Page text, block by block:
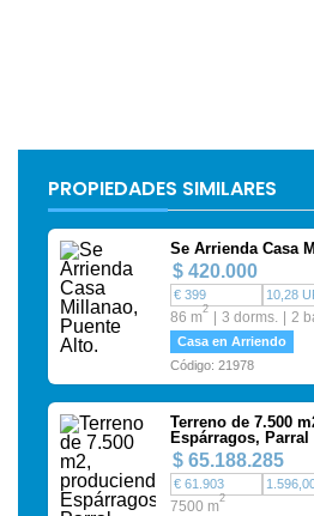
PROPIEDADES SIMILARES
Se Arrienda Casa
$ 420.000
€ 399 10,28
86 m2 3 dorms. 2
Casa en Arriendo
Código: 21978
Terreno de 7.500
Espárragos, Parral
$ 65.188.285
€ 61.903
7500 m2